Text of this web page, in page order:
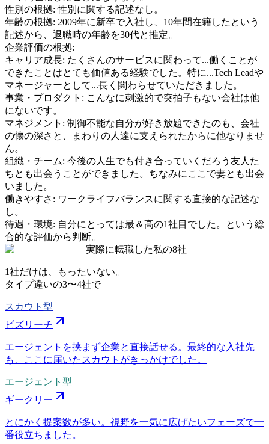
性別の根拠:性別に関する記述なし。
年齢の根拠: 2009年に新卒で入社し、10年間在籍したという
記述から、退職時の年齢を30代と推定。
企業評価の根拠:
キャリア成長: たくさんのサービスに関わって...働くことが
できたことはとても価値ある経験でした。特に...Tech Leadや
マネージャーとして...長く関わらせていただきました。
事業・プロダクト : こんなに刺激的で突拍子もない会社は他
にないです。
マネジメント : 制御不能な自分が好き放題できたのも、会社
の懐の深さと、まわりの人達に支えられたからに他なりませ
ん。
組織・チーム: 今後の人生でも付き合っていくだろう友人た
ちとも出会うことができました。ちなみにここで妻とも出会
いました。
働きやすさ : ワークライフバランスに関する直接的な記述な
し。
待遇・環境: 自分にとっては最＆高の1社目でした。という総
合的な評価から判断。
実際に転職した私の8社
1社だけは、もったいない。
タイプ違いの3〜4社で
スカウト型
ビズリーチ
エージェントを挟まず企業と直接話せる。最終的な入社先
も、ここに届いたスカウトがきっかけでした。
エージェント型
ギークリー
とにかく提案数が多い。視野を一気に広げたいフェーズで一
番役立ちました。